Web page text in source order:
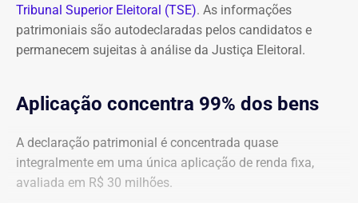
Tribunal Superior Eleitoral (TSE). As informações
patrimoniais são autodeclaradas pelos candidatos e
permanecem sujeitas à análise da Justiça Eleitoral.
Aplicação concentra 99% dos bens
A declaração patrimonial é concentrada quase
integralmente em uma única aplicação de renda fixa,
avaliada em R$ 30 milhões.